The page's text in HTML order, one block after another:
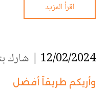
اقرأ المزيد
12/02/2024 | شارك
وأريكم طريقاً أفضل